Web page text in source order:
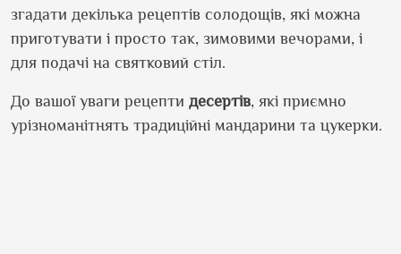
згадати декілька рецептів солодощів, які можна
приготувати і просто так, зимовими вечорами, і
для подачі на святковий стіл.
До вашої уваги рецепти десертів, які приємно
урізноманітнять традиційні мандарини та цукерки.